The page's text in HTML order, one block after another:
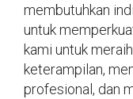
membutuhkan
untuk
kami untuk
keterampilan,
profesional, dan